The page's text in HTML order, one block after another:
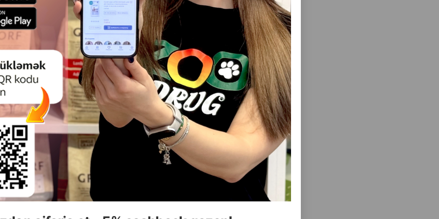
mümkündür.
və sürətli edir.
olmayaraq hər gəzinti zövqlü olacaq.
DAHA ÇOX OXU
Hamısını Gör
Hamısını Gör
IT EVI. RƏNG: BOZ. ÖLÇÜ:
33X42X42 SM.